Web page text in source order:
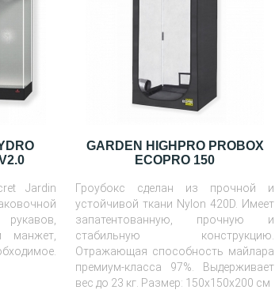
Jardin
манжет,
GARDEN HIGHPRO PROBOX
ECOPRO 150
Гроубокс сделан из прочной и
устойчивой ткани Nylon 420D. Имеет
запатентованную, прочную и
стабильную конструкцию.
Отражающая способность майлара
премиум-класса 97%. Выдерживает
вес до 23 кг. Размер: 150х150х200 см